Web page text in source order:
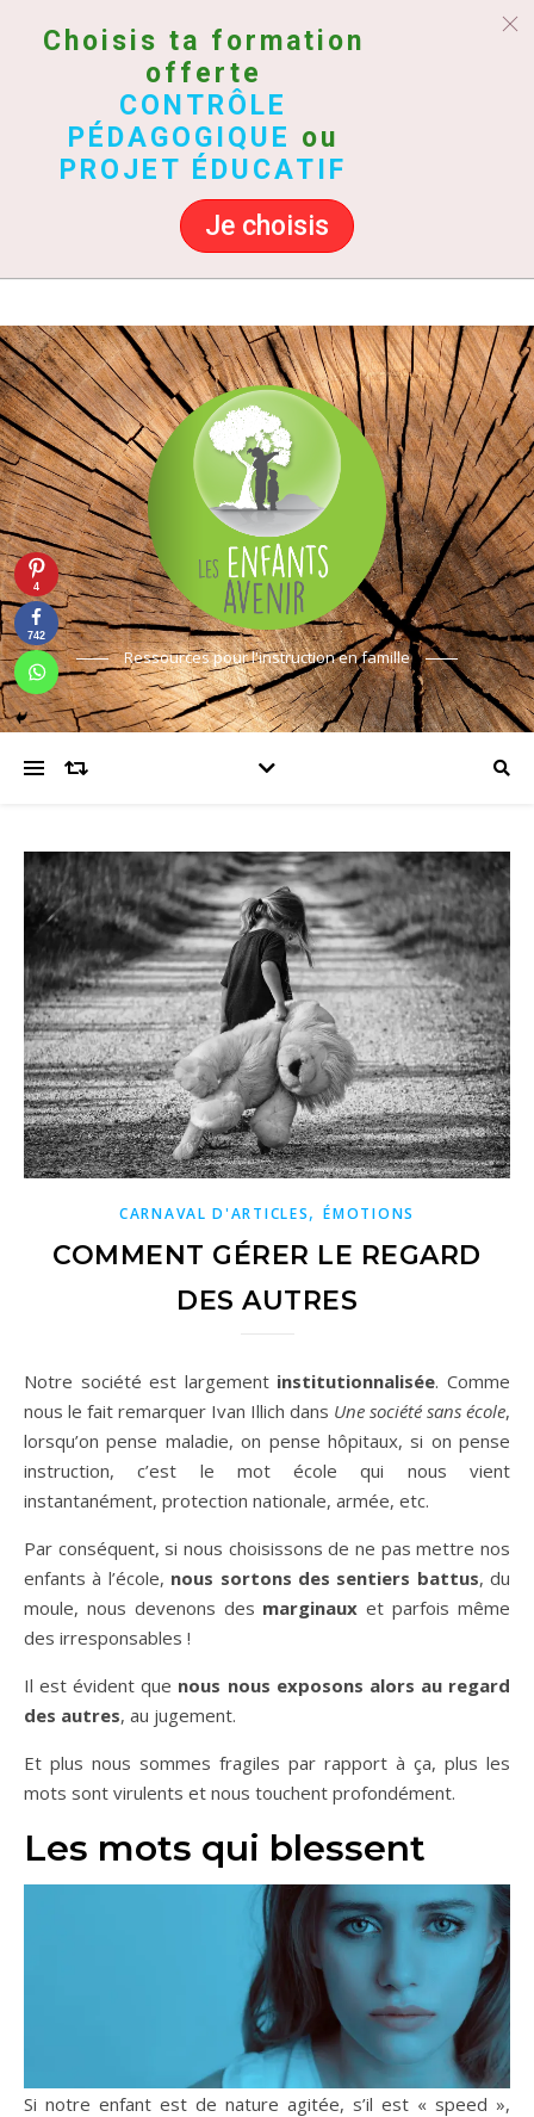
Ressources pour l'instruction en famille
CARNAVAL D'ARTICLES,ÉMOTIONS
COMMENT GÉRER LE REGARD
DES AUTRES
Notre société est largement institutionnalisée. Comme
nous le fait remarquer Ivan Illich dans Une société sans école,
lorsqu’on pense maladie, on pense hôpitaux, si on pense
instruction, c’est le mot école qui nous vient
instantanément, protection nationale, armée, etc.
Par conséquent, si nous choisissons de ne pas mettre nos
enfants à l’école, nous sortons des sentiers battus, du
moule, nous devenons des marginaux et parfois même
des irresponsables !
Il est évident que nous nous exposons alors au regard
des autres, au jugement.
Et plus nous sommes fragiles par rapport à ça, plus les
mots sont virulents et nous touchent profondément.
Les mots qui blessent
Si notre enfant est de nature agitée, s’il est « speed »,
4
742
Choisis ta formation
offerte
CONTRÔLE
PÉDAGOGIQUE ou
PROJET ÉDUCATIF
Je choisis